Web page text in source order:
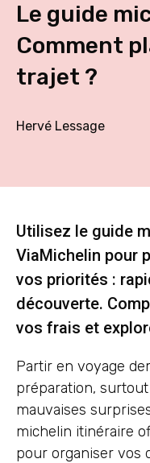
Le guide
Comment
trajet ?
Hervé Lessage
Utilisez le guide
ViaMichelin pour
vos priorités :
découverte.
vos frais et
Partir en voyage
préparation,
mauvaises
michelin itinéraire
pour organiser vos